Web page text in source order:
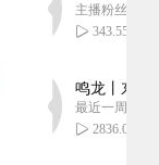
主播粉丝2836
343.55万
鸣龙丨东方
最近一周更新
2836.00万